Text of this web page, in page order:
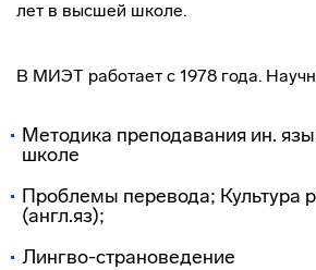
лет в высшей школе.
В МИЭТ работает с 1978 года.
Методика преподавания ин.
школе
Проблемы перевода; Культура
(англ.яз);
Лингво-страноведение